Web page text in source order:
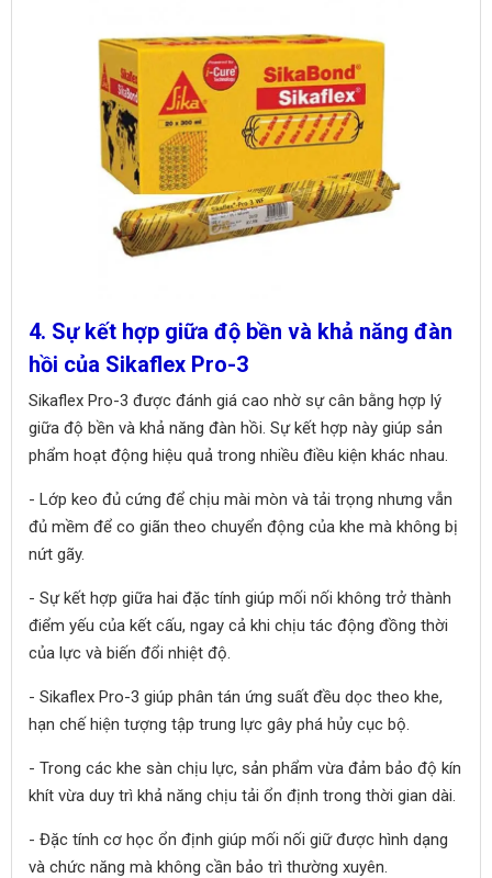
4. Sự kết hợp giữa độ bền và khả năng đàn
hồi của Sikaflex Pro-3
Sikaflex Pro-3 được đánh giá cao nhờ sự cân bằng hợp lý
giữa độ bền và khả năng đàn hồi. Sự kết hợp này giúp sản
phẩm hoạt động hiệu quả trong nhiều điều kiện khác nhau.
- Lớp keo đủ cứng để chịu mài mòn và tải trọng nhưng vẫn
đủ mềm để co giãn theo chuyển động của khe mà không bị
nứt gãy.
- Sự kết hợp giữa hai đặc tính giúp mối nối không trở thành
điểm yếu của kết cấu, ngay cả khi chịu tác động đồng thời
của lực và biến đổi nhiệt độ.
- Sikaflex Pro-3 giúp phân tán ứng suất đều dọc theo khe,
hạn chế hiện tượng tập trung lực gây phá hủy cục bộ.
- Trong các khe sàn chịu lực, sản phẩm vừa đảm bảo độ kín
khít vừa duy trì khả năng chịu tải ổn định trong thời gian dài.
- Đặc tính cơ học ổn định giúp mối nối giữ được hình dạng
và chức năng mà không cần bảo trì thường xuyên.